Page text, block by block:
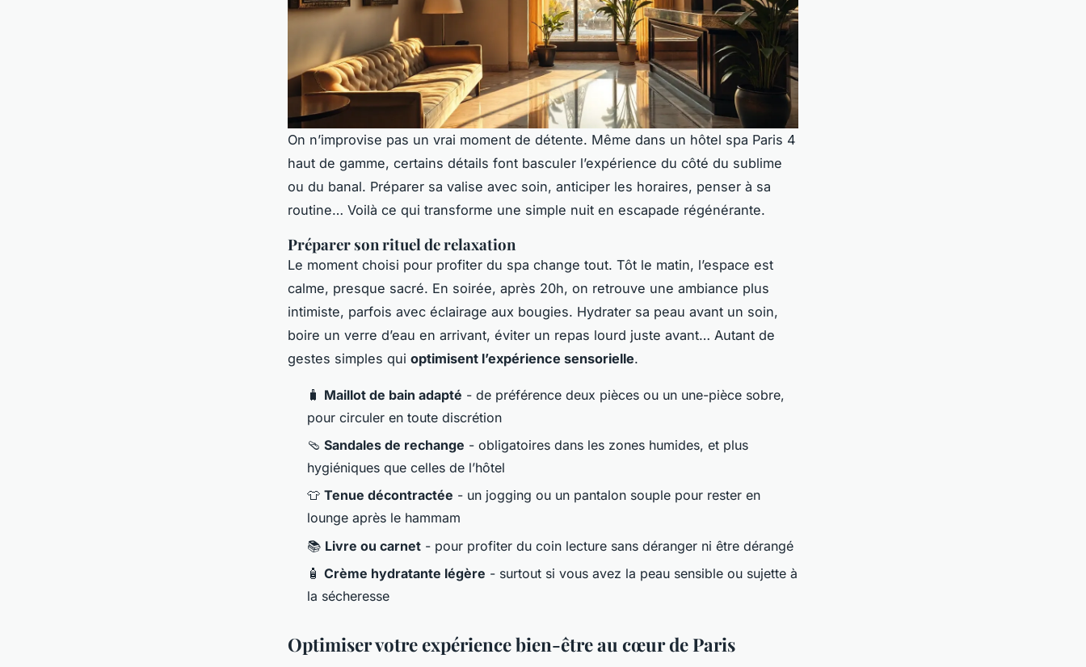
On n’improvise pas un vrai moment de détente. Même dans un hôtel spa Paris 4
haut de gamme, certains détails font basculer l’expérience du côté du sublime
ou du banal. Préparer sa valise avec soin, anticiper les horaires, penser à sa
routine… Voilà ce qui transforme une simple nuit en escapade régénérante.
Préparer son rituel de relaxation
Le moment choisi pour profiter du spa change tout. Tôt le matin, l’espace est
calme, presque sacré. En soirée, après 20h, on retrouve une ambiance plus
intimiste, parfois avec éclairage aux bougies. Hydrater sa peau avant un soin,
boire un verre d’eau en arrivant, éviter un repas lourd juste avant… Autant de
gestes simples qui optimisent l’expérience sensorielle.
🧳 Maillot de bain adapté - de préférence deux pièces ou un une-pièce sobre,
pour circuler en toute discrétion
🩴 Sandales de rechange - obligatoires dans les zones humides, et plus
hygiéniques que celles de l’hôtel
👕 Tenue décontractée - un jogging ou un pantalon souple pour rester en
lounge après le hammam
📚 Livre ou carnet - pour profiter du coin lecture sans déranger ni être dérangé
🧴 Crème hydratante légère - surtout si vous avez la peau sensible ou sujette à
la sécheresse
Optimiser votre expérience bien-être au cœur de Paris